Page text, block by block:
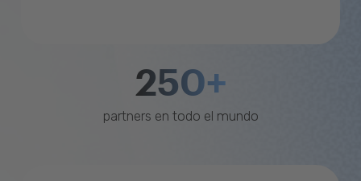
250+
partners en todo el mundo